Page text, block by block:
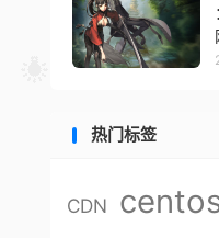
热门标签
CDN